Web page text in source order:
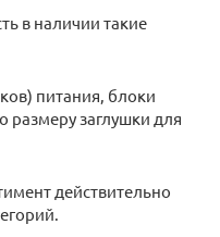
в наличии такие
питания, блоки
размеру заглушки для
действительно